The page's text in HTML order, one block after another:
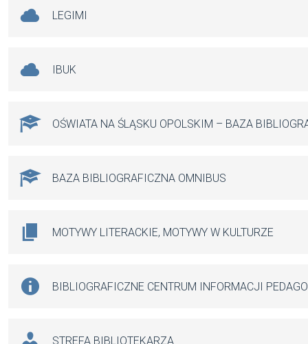
LEGIMI
IBUK
OŚWIATA NA ŚLĄSKU OPOLSKIM – BAZA
BAZA BIBLIOGRAFICZNA OMNIBUS
MOTYWY LITERACKIE, MOTYWY W KULTURZE
BIBLIOGRAFICZNE CENTRUM INFORMACJI
STREFA BIBLIOTEKARZA